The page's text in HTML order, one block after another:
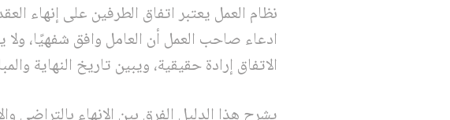
نظام العمل يعتبر اتفاق الطرفين على إنهاء
ادعاء صاحب العمل أن العامل وافق شفهيًا،
الاتفاق إرادة حقيقية، ويبين تاريخ النهاية